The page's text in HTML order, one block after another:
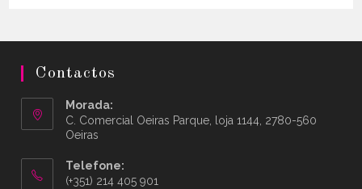
Contactos
Morada:
C. Comercial Oeiras Parque, loja 1144, 2780-560
Oeiras
Telefone:
(+351) 214 405 901